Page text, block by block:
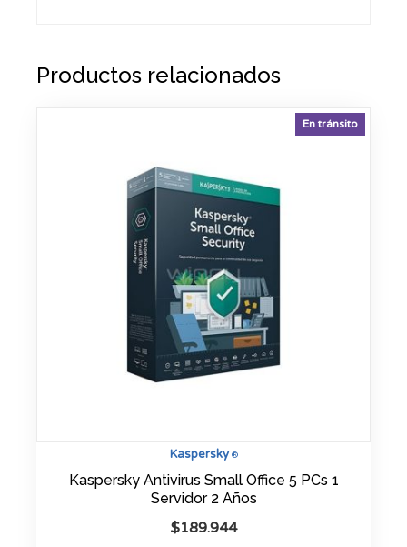
Productos relacionados
Kaspersky®
En tránsito
Kaspersky Antivirus Small Office 5 PCs 1
Servidor 2 Años
$189.944